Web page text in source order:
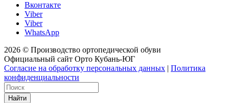
Вконтакте
Viber
Viber
WhatsApp
2026 © Производство ортопедической обуви
Официальный сайт Орто Кубань-ЮГ
Согласие на обработку персональных данных | Политика
конфиденциальности
Найти